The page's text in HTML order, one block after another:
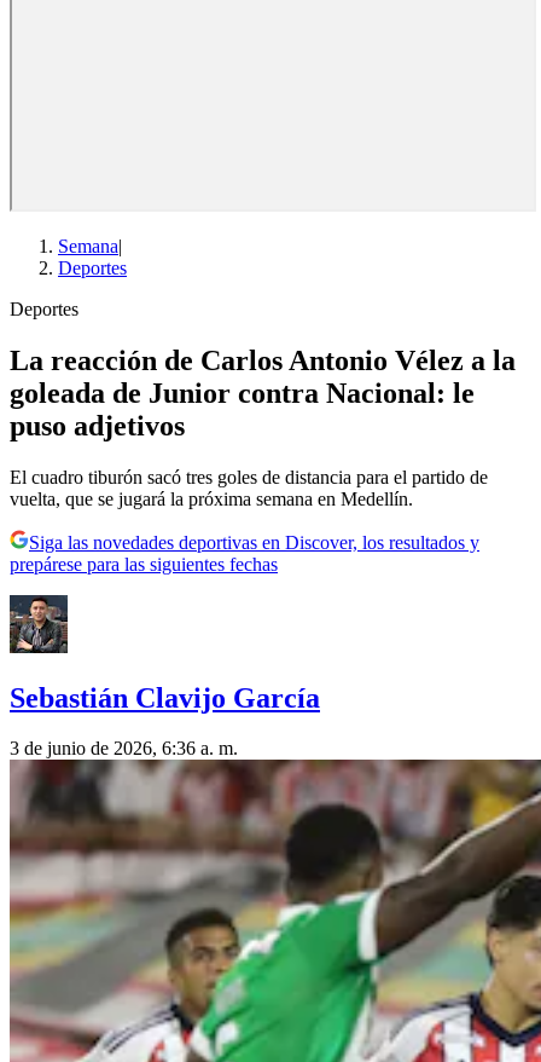
Semana|
Deportes
Deportes
La reacción de Carlos Antonio Vélez a la
goleada de Junior contra Nacional: le
puso adjetivos
El cuadro tiburón sacó tres goles de distancia para el partido de
vuelta, que se jugará la próxima semana en Medellín.
Siga las novedades deportivas en Discover, los resultados y
prepárese para las siguientes fechas
Sebastián Clavijo García
3 de junio de 2026, 6:36 a. m.